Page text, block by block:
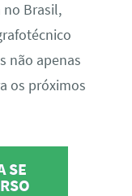
no Brasil,
não apenas
os próximos
SE